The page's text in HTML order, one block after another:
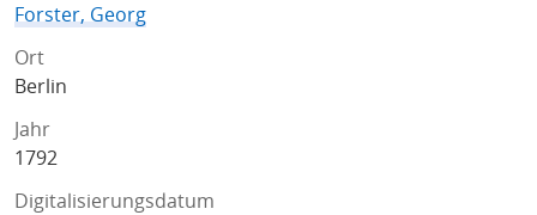
Forster, Georg
Ort
Berlin
Jahr
1792
Digitalisierungsdatum